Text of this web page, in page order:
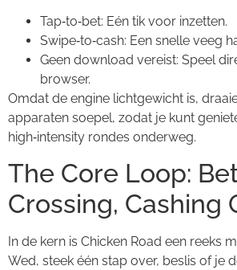
Tap‑to‑bet: Eén tik voor inzetten.
Swipe‑to‑cash: Een snelle veeg
Geen download vereist: Speel
browser.
Omdat de engine lichtgewicht is,
apparaten soepel, zodat je kunt
high‑intensity rondes onderweg.
The Core Loop:
Crossing, Cashing
In de kern is Chicken Road een reeks
Wed, steek één stap over, beslis of je